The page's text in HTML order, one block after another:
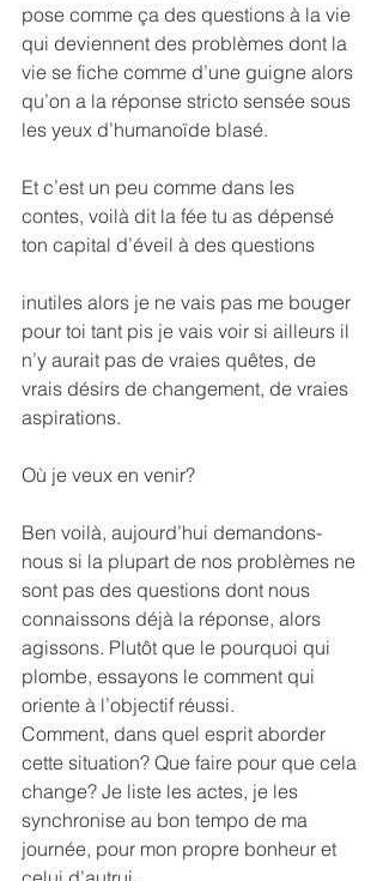
pose comme ça des questions à la vie
qui deviennent des problèmes dont la
vie se fiche comme d’une guigne alors
qu’on a la réponse stricto sensée sous
les yeux d’humanoïde blasé.
Et c’est un peu comme dans les
contes, voilà dit la fée tu as dépensé
ton capital d’éveil à des questions
inutiles alors je ne vais pas me bouger
pour toi tant pis je vais voir si ailleurs il
n’y aurait pas de vraies quêtes, de
vrais désirs de changement, de vraies
aspirations.
Où je veux en venir?
Ben voilà, aujourd’hui demandons-
nous si la plupart de nos problèmes ne
sont pas des questions dont nous
connaissons déjà la réponse, alors
agissons. Plutôt que le pourquoi qui
plombe, essayons le comment qui
oriente à l’objectif réussi.
Comment, dans quel esprit aborder
cette situation? Que faire pour que cela
change? Je liste les actes, je les
synchronise au bon tempo de ma
journée, pour mon propre bonheur et